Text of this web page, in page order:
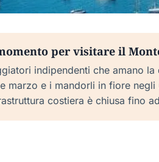
per visitare il
indipendenti che amano
marzo e i mandorli in fiore
costiera è chiusa fino